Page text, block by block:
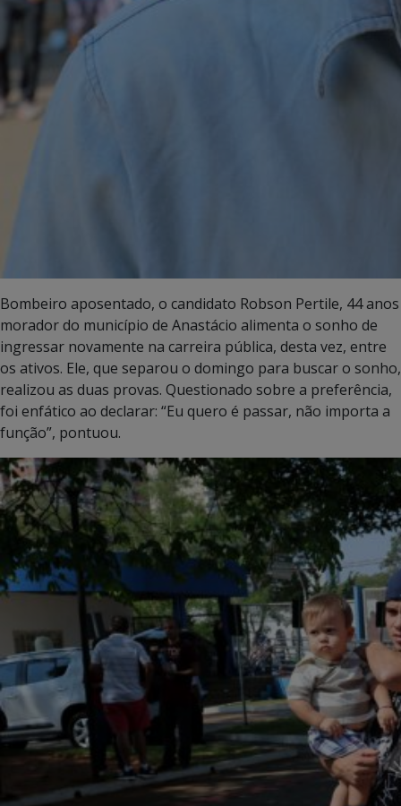
Bombeiro aposentado, o candidato Robson Pertile, 44 anos
morador do município de Anastácio alimenta o sonho de
ingressar novamente na carreira pública, desta vez, entre
os ativos. Ele, que separou o domingo para buscar o sonho,
realizou as duas provas. Questionado sobre a preferência,
foi enfático ao declarar: “Eu quero é passar, não importa a
função”, pontuou.